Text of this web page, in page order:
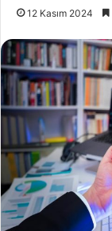
12 Kasım 2024